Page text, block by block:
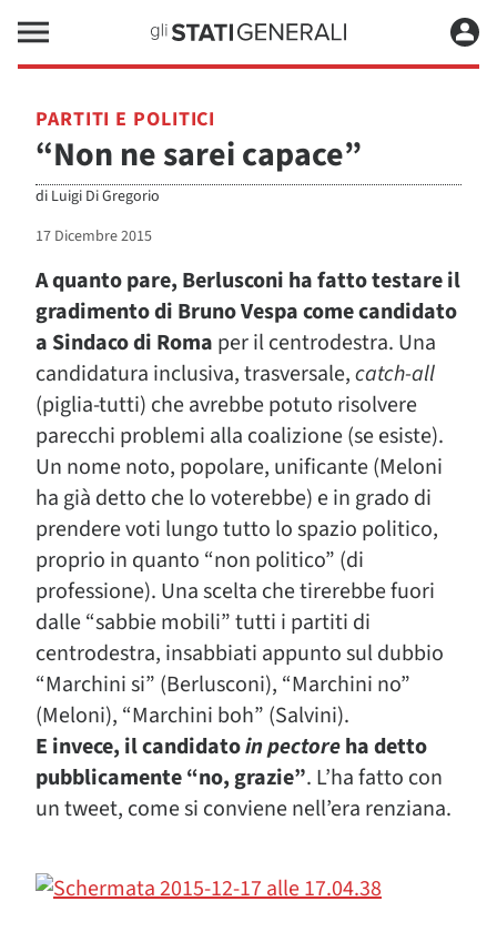
PARTITI E POLITICI
“Non ne sarei capace”
di Luigi Di Gregorio
17 Dicembre 2015
A quanto pare, Berlusconi ha fatto testare il
gradimento di Bruno Vespa come candidato
a Sindaco di Roma per il centrodestra. Una
candidatura inclusiva, trasversale,catch-all
(piglia-tutti) che avrebbe potuto risolvere
parecchi problemi alla coalizione (se esiste).
Un nome noto, popolare, unificante (Meloni
ha già detto che lo voterebbe) e in grado di
prendere voti lungo tutto lo spazio politico,
proprio in quanto “non politico” (di
professione). Una scelta che tirerebbe fuori
dalle “sabbie mobili” tutti i partiti di
centrodestra, insabbiati appunto sul dubbio
“Marchini si” (Berlusconi), “Marchini no”
(Meloni), “Marchini boh” (Salvini).
E invece, il candidatoin pectoreha detto
pubblicamente “no, grazie”. L’ha fatto con
un tweet, come si conviene nell’era renziana.